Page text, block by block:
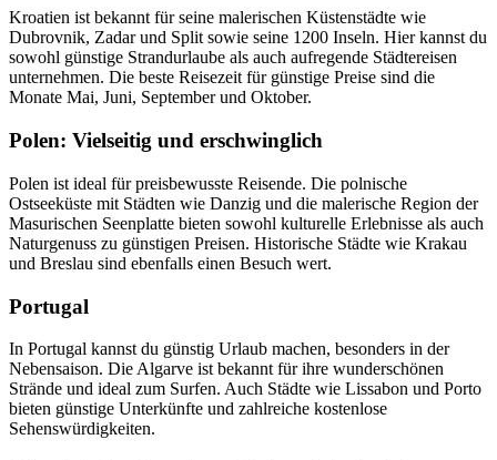
Kroatien ist bekannt für seine malerischen Küstenstädte wie
Dubrovnik, Zadar und Split sowie seine 1200 Inseln. Hier kannst du
sowohl günstige Strandurlaube als auch aufregende Städtereisen
unternehmen. Die beste Reisezeit für günstige Preise sind die
Monate Mai, Juni, September und Oktober​.
Polen: Vielseitig und erschwinglich
Polen ist ideal für preisbewusste Reisende. Die polnische
Ostseeküste mit Städten wie Danzig und die malerische Region der
Masurischen Seenplatte bieten sowohl kulturelle Erlebnisse als auch
Naturgenuss zu günstigen Preisen. Historische Städte wie Krakau
und Breslau sind ebenfalls einen Besuch wert.
Portugal
In Portugal kannst du günstig Urlaub machen, besonders in der
Nebensaison. Die Algarve ist bekannt für ihre wunderschönen
Strände und ideal zum Surfen. Auch Städte wie Lissabon und Porto
bieten günstige Unterkünfte und zahlreiche kostenlose
Sehenswürdigkeiten.